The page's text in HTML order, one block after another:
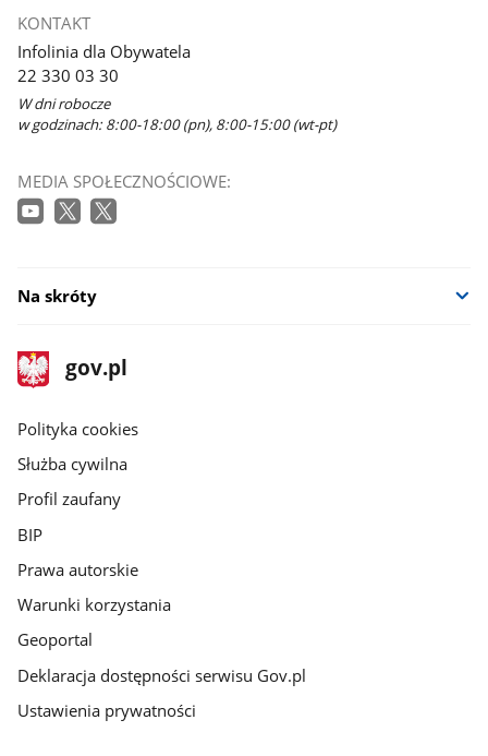
KONTAKT
Infolinia dla Obywatela
22 330 03 30
W dni robocze
w godzinach: 8:00-18:00 (pn), 8:00-15:00 (wt-pt)
MEDIA SPOŁECZNOŚCIOWE:
Na skróty
stopka
gov.pl
Strona
gov.pl
gov.pl
Polityka cookies
Służba cywilna
Profil zaufany
BIP
Prawa autorskie
Warunki korzystania
Geoportal
Deklaracja dostępności serwisu Gov.pl
Ustawienia prywatności